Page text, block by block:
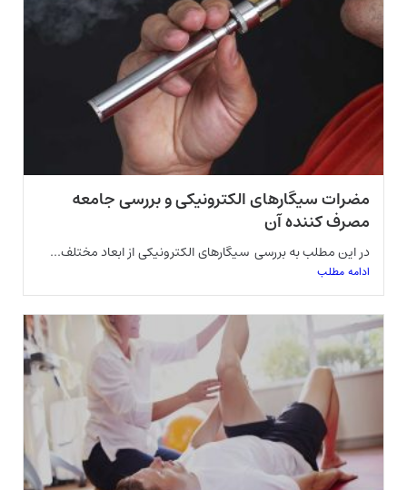
مضرات سیگارهای الکترونیکی و بررسی جامعه
مصرف کننده آن
در این مطلب به بررسی سیگارهای الکترونیکی از ابعاد مختلف...
ادامه مطلب